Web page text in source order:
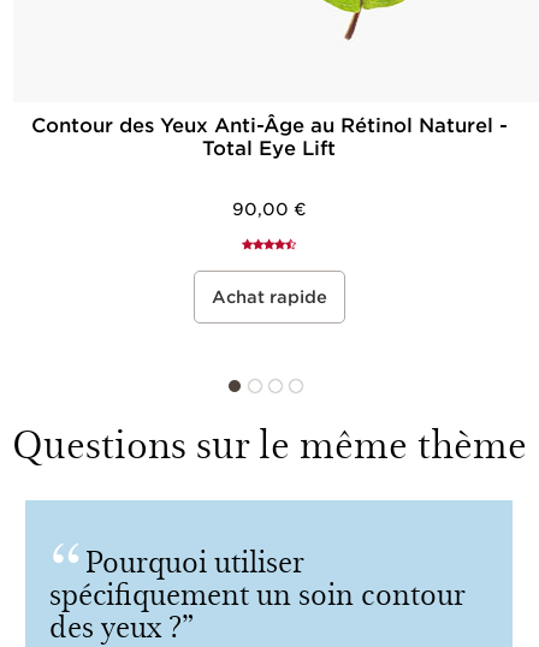
Contour des Yeux Anti-Âge au Rétinol Naturel -
Total Eye Lift
90,00 €
Achat rapide
Questions sur le même thème
Pourquoi utiliser
spécifiquement un soin contour
des yeux ?